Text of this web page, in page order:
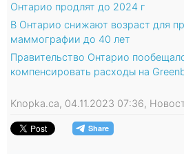
Онтарио продлят до 2024 г
В Онтарио снижают возраст для
маммографии до 40 лет
Правительство Онтарио
компенсировать расходы на
Knopka.ca, 04.11.2023 07:36,